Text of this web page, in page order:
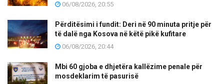
06/08/2026, 20:55
Përditësimi i fundit: Deri në 90 minuta pritje për
të dalë nga Kosova në këtë pikë kufitare
06/08/2026, 20:44
Mbi 60 gjoba e dhjetëra kallëzime penale për
mosdeklarim të pasurisë